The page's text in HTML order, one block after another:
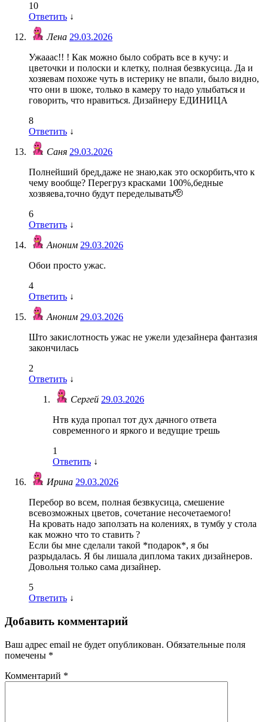
10
Ответить ↓
Лена 29.03.2026
Ужааас!! ! Как можно было собрать все в кучу: и
цветочки и полоски и клетку, полная безвкусица. Да и
хозяевам похоже чуть в истерику не впали, было видно,
что они в шоке, только в камеру то надо улыбаться и
говорить, что нравиться. Дизайнеру ЕДИНИЦА
8
Ответить ↓
Саня 29.03.2026
Полнейший бред,даже не знаю,как это оскорбить,что к
чему вообще? Перегруз красками 100%,бедные
хозвяева,точно будут переделывать🫡
6
Ответить ↓
Аноним 29.03.2026
Обои просто ужас.
4
Ответить ↓
Аноним 29.03.2026
Што закислотность ужас не ужели удезайнера фантазия
закончилась
2
Ответить ↓
Сергей 29.03.2026
Нтв куда пропал тот дух дачного ответа
современного и яркого и ведущие трешь
1
Ответить ↓
Ирина 29.03.2026
Перебор во всем, полная безвкусица, смешение
всевозможных цветов, сочетание несочетаемого!
На кровать надо заползать на колениях, в тумбу у стола
как можно что то ставить ?
Если бы мне сделали такой *подарок*, я бы
разрыдалась. Я бы лишала диплома таких дизайнеров.
Довольня только сама дизайнер.
5
Ответить ↓
Добавить комментарий
Ваш адрес email не будет опубликован. Обязательные поля
помечены *
Комментарий *